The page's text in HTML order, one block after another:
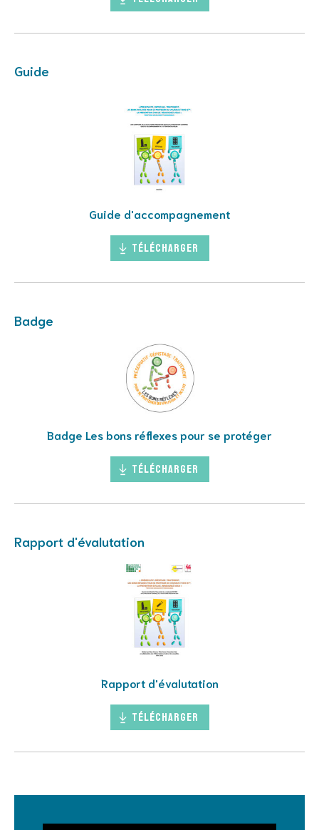
Guide
Guide d'accompagnement
Télécharger
Badge
Badge Les bons réflexes pour se protéger
Télécharger
Rapport d'évalutation
Rapport d'évalutation
Télécharger